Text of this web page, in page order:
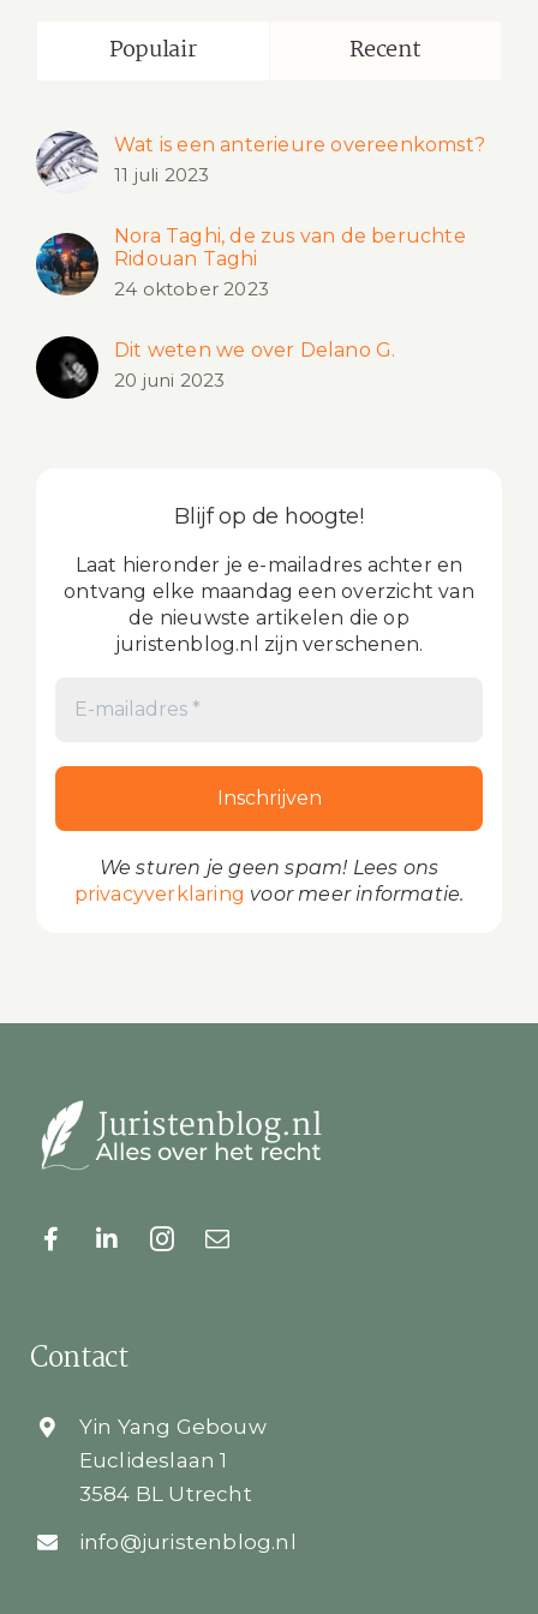
Populair Recent
Wat is een anterieure overeenkomst?
11 juli 2023
Nora Taghi, de zus van de beruchte
Ridouan Taghi
24 oktober 2023
Dit weten we over Delano G.
20 juni 2023
Blijf op de hoogte!
Laat hieronder je e-mailadres achter en
ontvang elke maandag een overzicht van
de nieuwste artikelen die op
juristenblog.nl zijn verschenen.
We sturen je geen spam! Lees ons
privacyverklaring voor meer informatie.
Contact
Yin Yang Gebouw
Euclideslaan 1
3584 BL Utrecht
info@juristenblog.nl